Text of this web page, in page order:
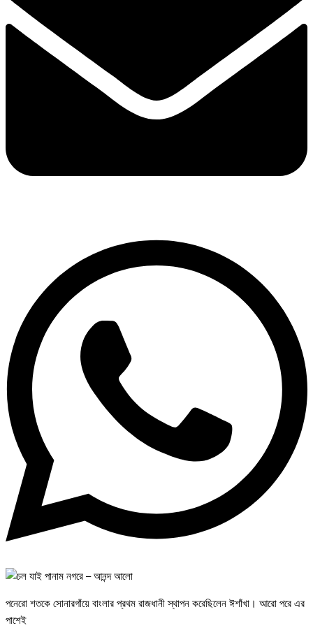
পনেরো শতকে সোনারগাঁয়ে বাংলার প্রথম রাজধানী স্থাপন করেছিলেন ঈশাঁখা। আরো পরে এর
পাশেই